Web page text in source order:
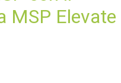
MSP Elevate